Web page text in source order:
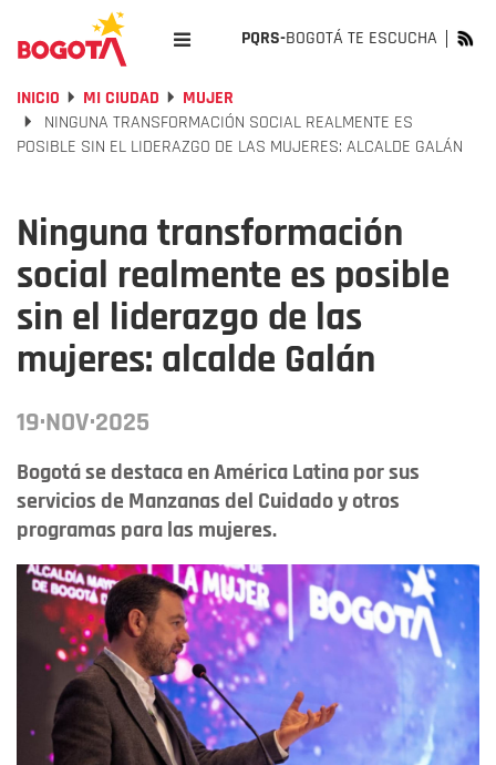
PQRS-BOGOTÁ TE ESCUCHA
INICIO MI CIUDAD
MUJER
NINGUNA TRANSFORMACIÓN SOCIAL REALMENTE ES
POSIBLE SIN EL LIDERAZGO DE LAS MUJERES: ALCALDE GALÁN
Ninguna transformación
social realmente es posible
sin el liderazgo de las
mujeres: alcalde Galán
19·NOV·2025
Bogotá se destaca en América Latina por sus
servicios de Manzanas del Cuidado y otros
programas para las mujeres.